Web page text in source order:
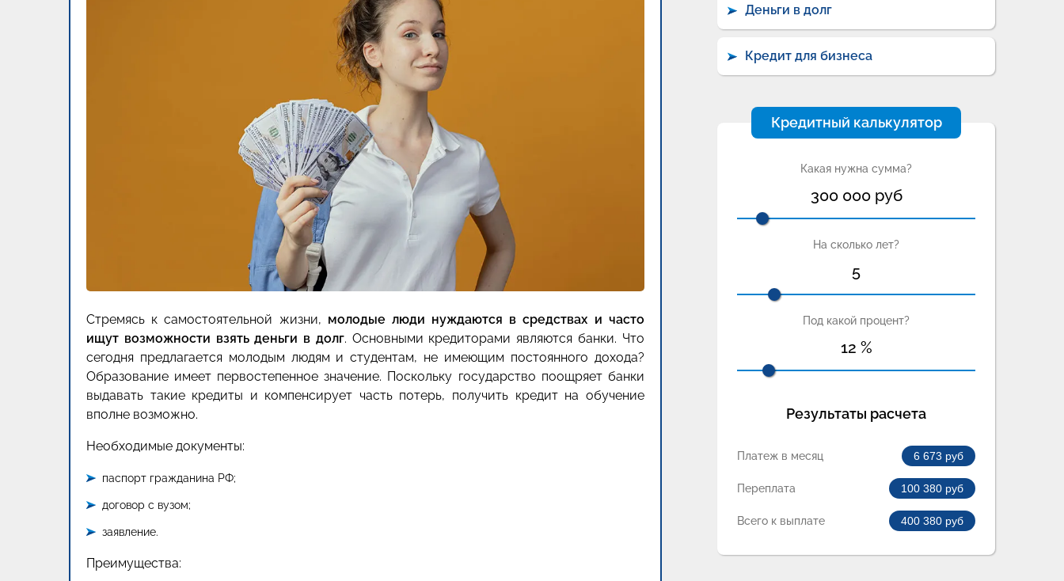
Стремясь к самостоятельной жизни, молодые люди нуждаются в средствах и часто
ищут возможности взять деньги в долг. Основными кредиторами являются банки. Что
сегодня предлагается молодым людям и студентам, не имеющим постоянного дохода?
Образование имеет первостепенное значение. Поскольку государство поощряет банки
выдавать такие кредиты и компенсирует часть потерь, получить кредит на обучение
вполне возможно.
Необходимые документы:
паспорт гражданина РФ;
договор с вузом;
заявление.
Преимущества:
Деньги в долг
Кредит для бизнеса
Кредитный калькулятор
Какая нужна сумма?
300 000руб
На сколько лет?
5
Под какой процент?
12 %
Результаты расчета
Платеж в месяц 6 673 руб
Переплата 100 380 руб
Всего к выплате 400 380 руб